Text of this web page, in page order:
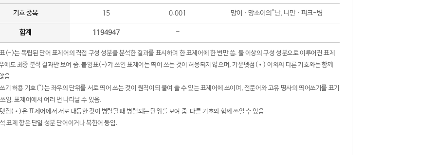
기호 중복 15 0.001 망이ㆍ망소이의^난, 니만ㆍ피크-병
합계 1194947 -
(-)는 독립된 단어 표제어의 직접 구성 성분을 분석한 결과를 표시하며 한 표제어에 한 번만 씀. 둘 이상의 구성 성분으로 이루어진 표제
에도 최종 분석 결과만 보여 줌. 붙임표(-)가 쓰인 표제어는 띄어 쓰는 것이 허용되지 않으며, 가운뎃점(•) 이외의 다른 기호와는 함께
음.
기 허용 기호(^)는 좌우의 단위를 서로 띄어 쓰는 것이 원칙이되 붙여 쓸 수 있는 표제어에 쓰이며, 전문어와 고유 명사의 띄어쓰기를 표기
임. 표제어에서 여러 번 나타날 수 있음.
점(•)은 표제어에서 서로 대등한 것이 병렬될 때 병렬되는 단위를 보여 줌. 다른 기호와 함께 쓰일 수 있음.
표제 항은 단일 성분 단어이거나 북한어 등임.